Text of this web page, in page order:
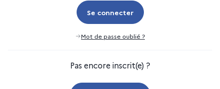
Se connecter
Se connecter
Mot de passe oublié ?
Pas encore inscrit(e) ?